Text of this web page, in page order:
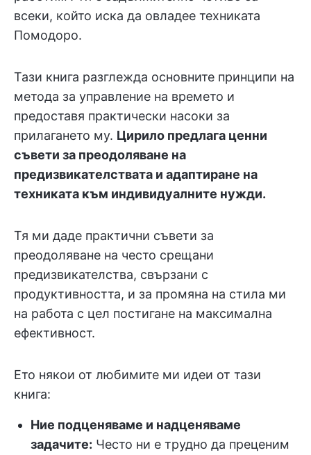
всеки, който иска да овладее техниката
Помодоро.
Тази книга разглежда основните принципи на
метода за управление на времето и
предоставя практически насоки за
прилагането му. Цирило предлага ценни
съвети за преодоляване на
предизвикателствата и адаптиране на
техниката към индивидуалните нужди.
Тя ми даде практични съвети за
преодоляване на често срещани
предизвикателства, свързани с
продуктивността, и за промяна на стила ми
на работа с цел постигане на максимална
ефективност.
Ето някои от любимите ми идеи от тази
книга:
Ние подценяваме и надценяваме
задачите: Често ни е трудно да преценим